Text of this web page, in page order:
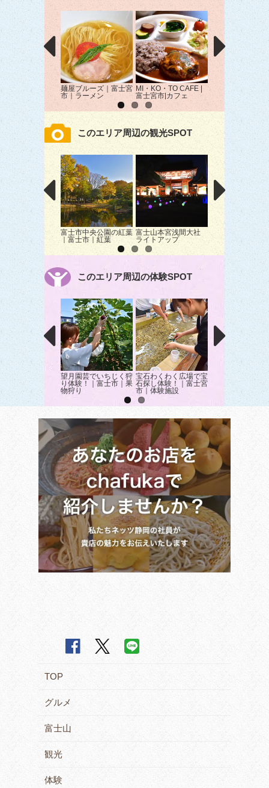
麺屋ブルーズ｜富士宮
市｜ラーメン
MI・KO・TO CAFE |
富士宮市|カフェ
鉄板焼き たから
士宮市｜居酒屋
このエリア周辺の観光SPOT
富士市中央公園の紅葉
｜富士市｜紅葉
富士山本宮浅間大社
ライトアップ
富士岩本ひまわ
このエリア周辺の体験SPOT
望月園芸でいちじく狩
り体験！｜富士市｜果
物狩り
宝石わくわく広場で宝
石探し体験！｜富士宮
市｜体験施設
大自然を満喫！
ラフティング体験
TOP
グルメ
富士山
観光
体験